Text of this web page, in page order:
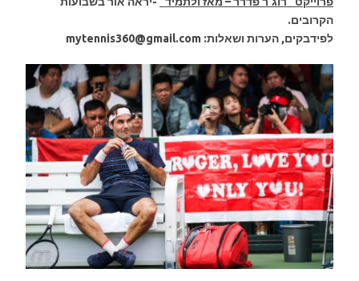
הקרובים.
לפידבקים, הערות ושאלות: mytennis360@gmail.com